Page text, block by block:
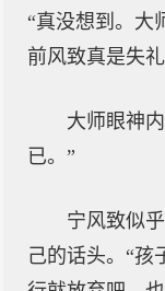
“真没想到。大
前风致真是失
大师眼神
已。”
宁风致似
己的话头。“孩